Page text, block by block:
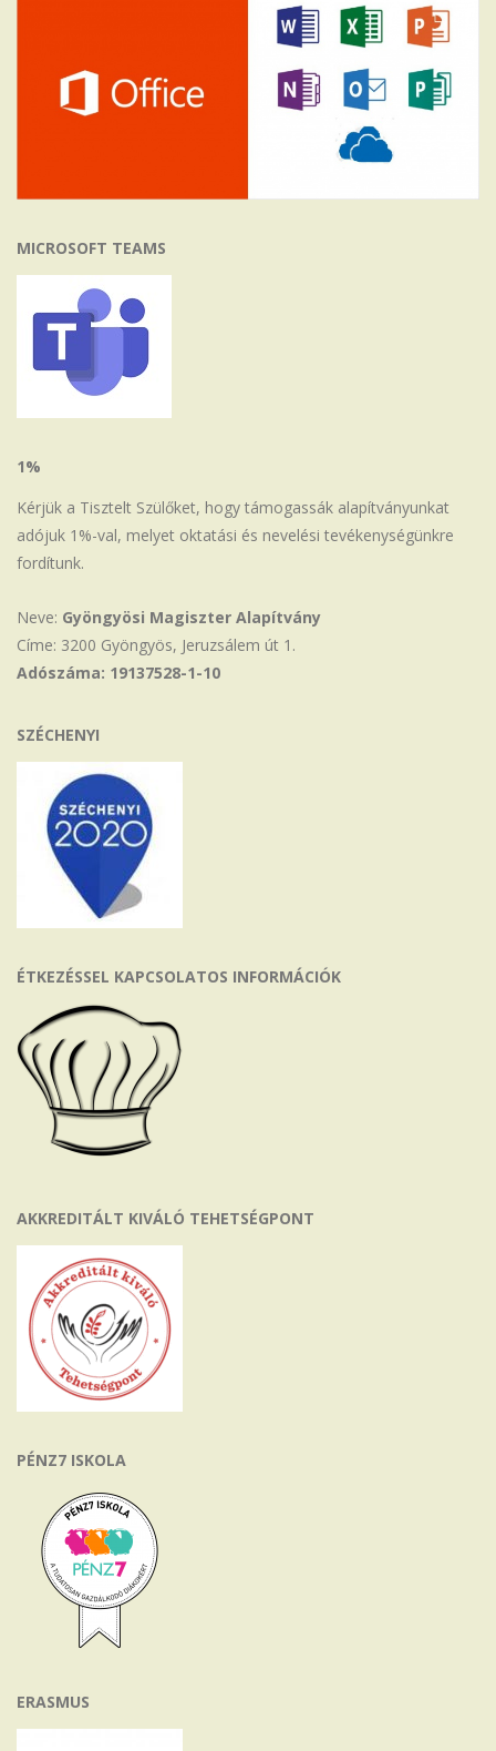
MICROSOFT TEAMS
1%
Kérjük a Tisztelt Szülőket, hogy támogassák alapítványunkat
adójuk 1%-val, melyet oktatási és nevelési tevékenységünkre
fordítunk.
Neve: Gyöngyösi Magiszter Alapítvány
Címe: 3200 Gyöngyös, Jeruzsálem út 1.
Adószáma: 19137528-1-10
SZÉCHENYI
ÉTKEZÉSSEL KAPCSOLATOS INFORMÁCIÓK
AKKREDITÁLT KIVÁLÓ TEHETSÉGPONT
PÉNZ7 ISKOLA
ERASMUS